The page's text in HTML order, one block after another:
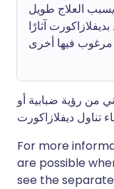
العلاج طويل
بديفلازاكورت آثارًا
مرغوب فيها أخرى
من رؤية ضبابية أو
For more
are possible
see the